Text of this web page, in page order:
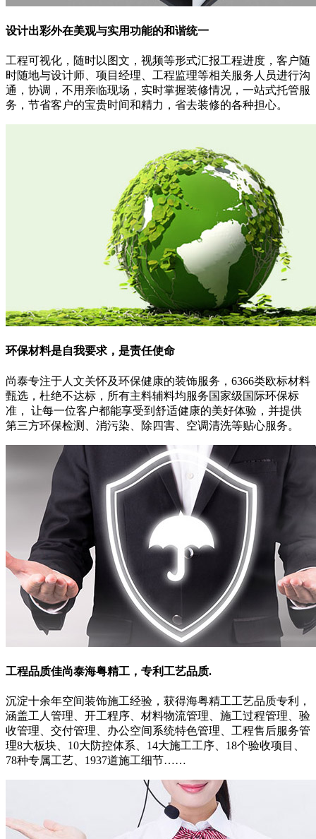
设计出彩外在美观与实用功能的和谐统一
工程可视化，随时以图文，视频等形式汇报工程进度，客户随
时随地与设计师、项目经理、工程监理等相关服务人员进行沟
通，协调，不用亲临现场，实时掌握装修情况，一站式托管服
务，节省客户的宝贵时间和精力，省去装修的各种担心。
环保材料是自我要求，是责任使命
尚泰专注于人文关怀及环保健康的装饰服务，6366类欧标材料
甄选，杜绝不达标，所有主料辅料均服务国家级国际环保标
准， 让每一位客户都能享受到舒适健康的美好体验，并提供
第三方环保检测、消污染、除四害、空调清洗等贴心服务。
工程品质佳尚泰海粤精工，专利工艺品质.
沉淀十余年空间装饰施工经验，获得海粤精工工艺品质专利，
涵盖工人管理、开工程序、材料物流管理、施工过程管理、验
收管理、交付管理、办公空间系统特色管理、工程售后服务管
理8大板块、10大防控体系、14大施工工序、18个验收项目、
78种专属工艺、1937道施工细节……